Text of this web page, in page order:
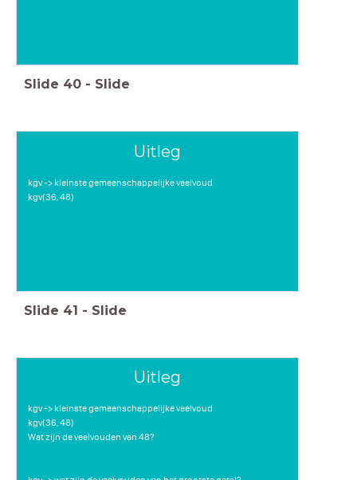
Slide 40 - Slide
Uitleg
kgv -> kleinste gemeenschappelijke veelvoud
kgv(36, 48)
Slide 41 - Slide
Uitleg
kgv -> kleinste gemeenschappelijke veelvoud
kgv(36, 48)
Wat zijn de veelvouden van 48?